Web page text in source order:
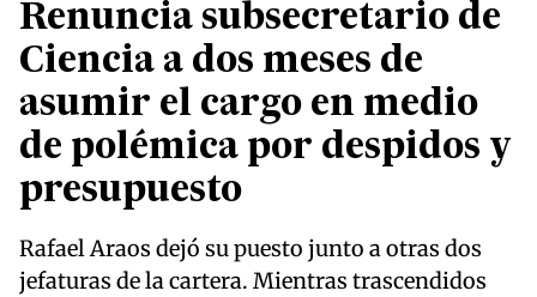
Renuncia subsecretario de
Ciencia a dos meses de
asumir el cargo en medio
de polémica por despidos y
presupuesto
Rafael Araos dejó su puesto junto a otras dos
jefaturas de la cartera. Mientras trascendidos